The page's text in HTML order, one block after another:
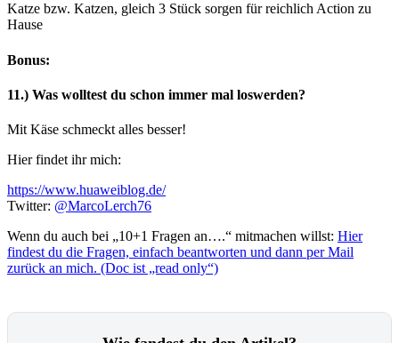
Katze bzw. Katzen, gleich 3 Stück sorgen für reichlich Action zu
Hause
Bonus:
11.) Was wolltest du schon immer mal loswerden?
Mit Käse schmeckt alles besser!
Hier findet ihr mich:
https://www.huaweiblog.de/
Twitter: @MarcoLerch76
Wenn du auch bei „10+1 Fragen an….“ mitmachen willst: Hier
findest du die Fragen, einfach beantworten und dann per Mail
zurück an mich. (Doc ist „read only“)